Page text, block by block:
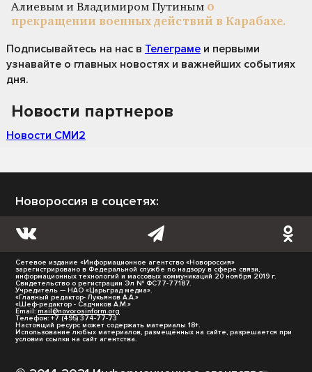
Алиевым и Владимиром Путиным о
прекращении военных действий в Карабахе.
Подписывайтесь на нас в Телеграме и первыми
узнавайте о главных новостях и важнейших событиях
дня.
Новости партнеров
Новости СМИ2
Новороссия в соцсетях:
Сетевое издание «Информационное агентство «Новороссия»
зарегистрировано в Федеральной службе по надзору в сфере связи,
информационных технологий и массовых коммуникаций 20 ноября 2019 г.
Свидетельство о регистрации Эл № ФС77-77187.
Учредитель — НАО «Царьград медиа».
«Главный редактор- Лукьянов А.А.»
«Шеф-редактор - Садчиков А.М.»
Email: mail@novorosinform.org
Телефон: +7 (495) 374-77-73
Настоящий ресурс может содержать материалы 18+.
Использование любых материалов, размещённых на сайте, разрешается при
условии ссылки на сайт агентства.